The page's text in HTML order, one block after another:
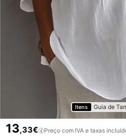
Itens Guia de
13,33€ Preço com IVA e taxas